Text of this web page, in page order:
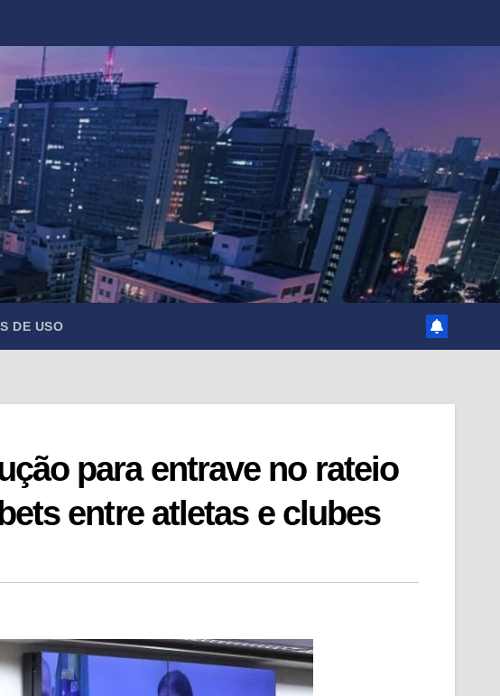
DE USO
para entrave no rateio
entre atletas e clubes